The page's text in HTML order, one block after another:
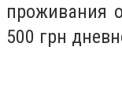
проживания
500 грн